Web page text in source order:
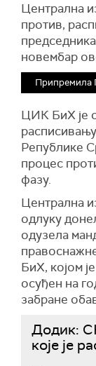
Централна
против,
новембар
Припремила
ЦИК БиХ је
Републике
процес
фазу.
Централна
одлуку
одузела
БиХ, којом
осуђен на
забране
Додик:
које је